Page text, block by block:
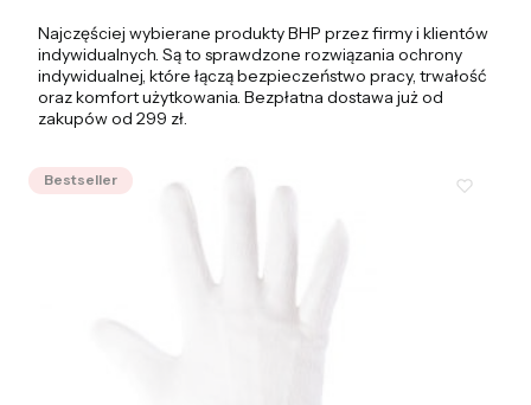
Najczęściej wybierane produkty BHP przez firmy i klientów
indywidualnych. Są to sprawdzone rozwiązania ochrony
indywidualnej, które łączą bezpieczeństwo pracy, trwałość
oraz komfort użytkowania. Bezpłatna dostawa już od
zakupów od 299 zł.
Bestseller